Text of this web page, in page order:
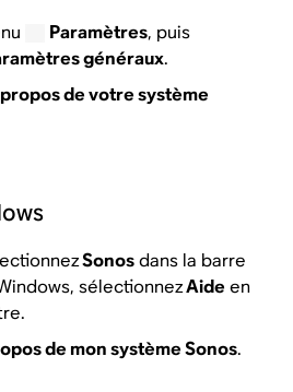
Paramètres, puis
généraux.
de votre système
Sonosdans la barre
sélectionnezAide en
de mon système Sonos.